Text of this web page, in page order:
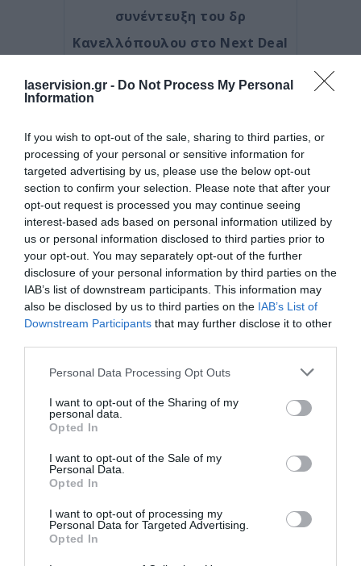
laservision.gr - Do Not Process My Personal
Information
If you wish to opt-out of the sale, sharing to third parties, or
processing of your personal or sensitive information for
targeted advertising by us, please use the below opt-out
section to confirm your selection. Please note that after your
opt-out request is processed you may continue seeing
interest-based ads based on personal information utilized by
us or personal information disclosed to third parties prior to
your opt-out. You may separately opt-out of the further
disclosure of your personal information by third parties on the
IAB’s list of downstream participants. This information may
also be disclosed by us to third parties on the IAB’s List of
Downstream Participants that may further disclose it to other
Please note that this website/app uses one or more Google
not limited to your visit or usage behaviour. You may click to
grant or deny consent to Google and its third-party tags to
use your data for below specified purposes in below Google
consent section.
Personal Data Processing Opt Outs
I want to opt-out of the Sharing of my
personal data.
Opted In
I want to opt-out of the Sale of my
Personal Data.
Opted In
I want to opt-out of processing my
Personal Data for Targeted Advertising.
Opted In
συνέντευξη του δρ
Κανελλόπουλου στο Next Deal
Posted on 03 Οκτ 2024
γνωρίζετε
μυωπία